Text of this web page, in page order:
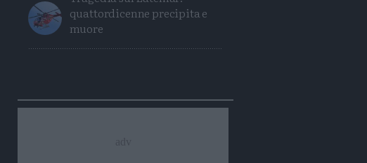
quattordicenne precipita e
muore